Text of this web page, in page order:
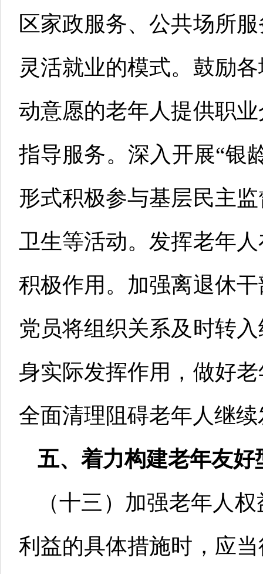
区家政服务、公共场所
灵活就业的模式。鼓励
动意愿的老年人提供职
指导服务。深入开展“银
形式积极参与基层民主
卫生等活动。发挥老年
积极作用。加强离退休
党员将组织关系及时转
身实际发挥作用，做好
全面清理阻碍老年人继
五、着力构建老年友好
（十三）加强老年人
利益的具体措施时，应